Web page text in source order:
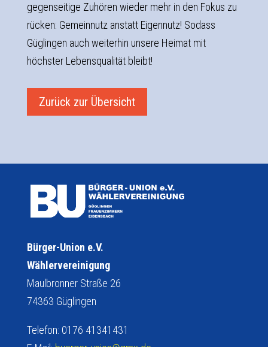
gegenseitige Zuhören wieder mehr in den Fokus zu
rücken: Gemeinnutz anstatt Eigennutz! Sodass
Güglingen auch weiterhin unsere Heimat mit
höchster Lebensqualität bleibt!
Zurück zur Übersicht
Bürger-Union e.V.
Wählervereinigung
Maulbronner Straße 26
74363 Güglingen
Telefon: 0176 41341431